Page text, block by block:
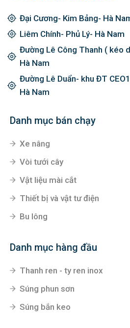
Đại Cương- Kim Bảng- Hà
Liêm Chính- Phủ Lý- Hà Nam
Đường Lê Công Thanh ( kéo
Hà Nam
Đường Lê Duẩn- khu ĐT
Hà Nam
Danh mục bán chạy
Xe nâng
Vòi tưới cây
Vật liệu mài cắt
Thiết bị và vật tư điện
Bu lông
Danh mục hàng đầu
Thanh ren - ty ren inox
Súng phun sơn
Súng bắn keo